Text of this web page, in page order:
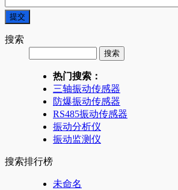
搜索
热门搜索：
三轴振动传感器
防爆振动传感器
RS485振动传感器
振动分析仪
振动监测仪
搜索排行榜
未命名